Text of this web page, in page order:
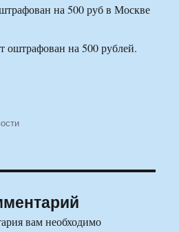
оштрафован на 500 рублей.
вам необходимо